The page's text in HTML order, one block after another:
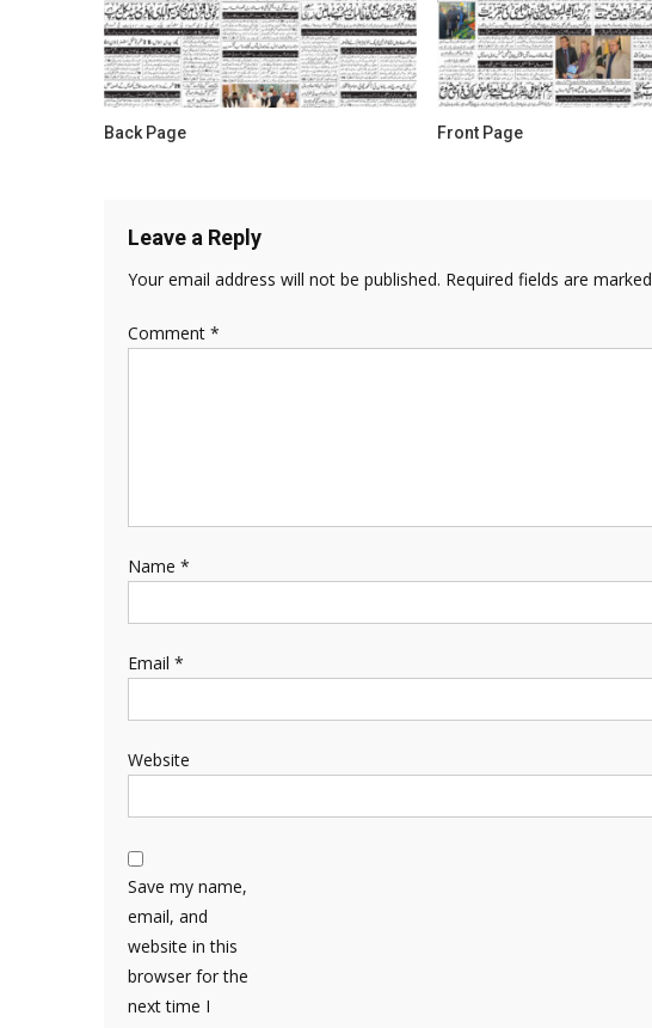
Back Page Front Page
Leave a Reply
Your email address will not be published. Required fields are marked
Comment *
Name *
Email *
Website
Save my name,
email, and
website in this
browser for the
next time I